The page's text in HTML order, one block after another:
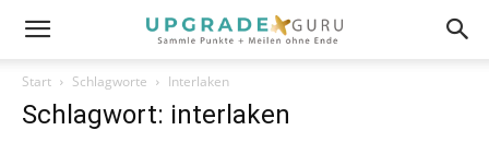
Start Schlagworte Interlaken
Schlagwort: interlaken